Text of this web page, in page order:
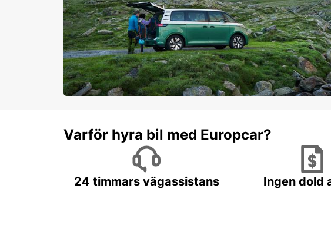
Varför hyra bil med Europcar?
24 timmars vägassistans Ingen dold